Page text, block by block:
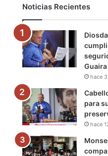
o
k
r
e
Noticias Recientes
Guaira
hace
para
hace